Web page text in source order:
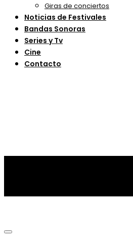
Giras de conciertos
Noticias de Festivales
Bandas Sonoras
Series y Tv
Cine
Contacto